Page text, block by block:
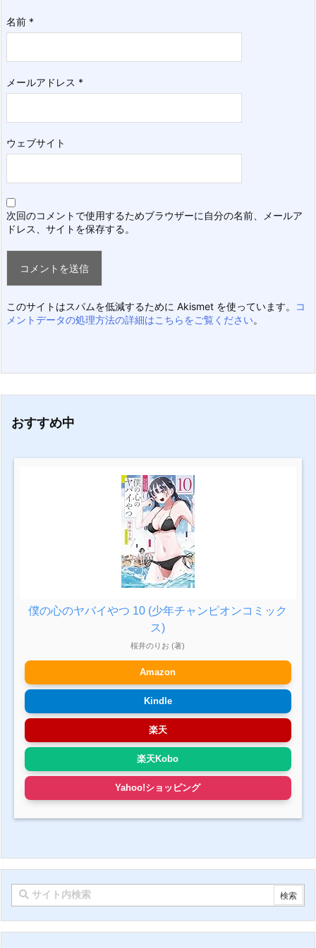
名前 *
メールアドレス *
ウェブサイト
次回のコメントで使用するためブラウザーに自分の名前、メールア
ドレス、サイトを保存する。
このサイトはスパムを低減するために Akismet を使っています。
コ
メントデータの処理方法の詳細はこちらをご覧ください。
おすすめ中
僕の心のヤバイやつ 10 (少年チャンピオンコミック
ス)
桜井のりお (著)
Amazon
Kindle
楽天
楽天Kobo
Yahoo!ショッピング